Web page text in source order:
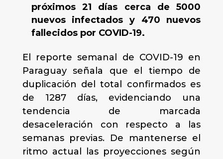
próximos 21 días cerca de 5000
nuevos infectados y 470 nuevos
fallecidos por COVID-19.
El reporte semanal de COVID-19 en
Paraguay señala que el tiempo de
duplicación del total confirmados es
de 1287 días, evidenciando una
tendencia de marcada
desaceleración con respecto a las
semanas previas. De mantenerse el
ritmo actual las proyecciones según